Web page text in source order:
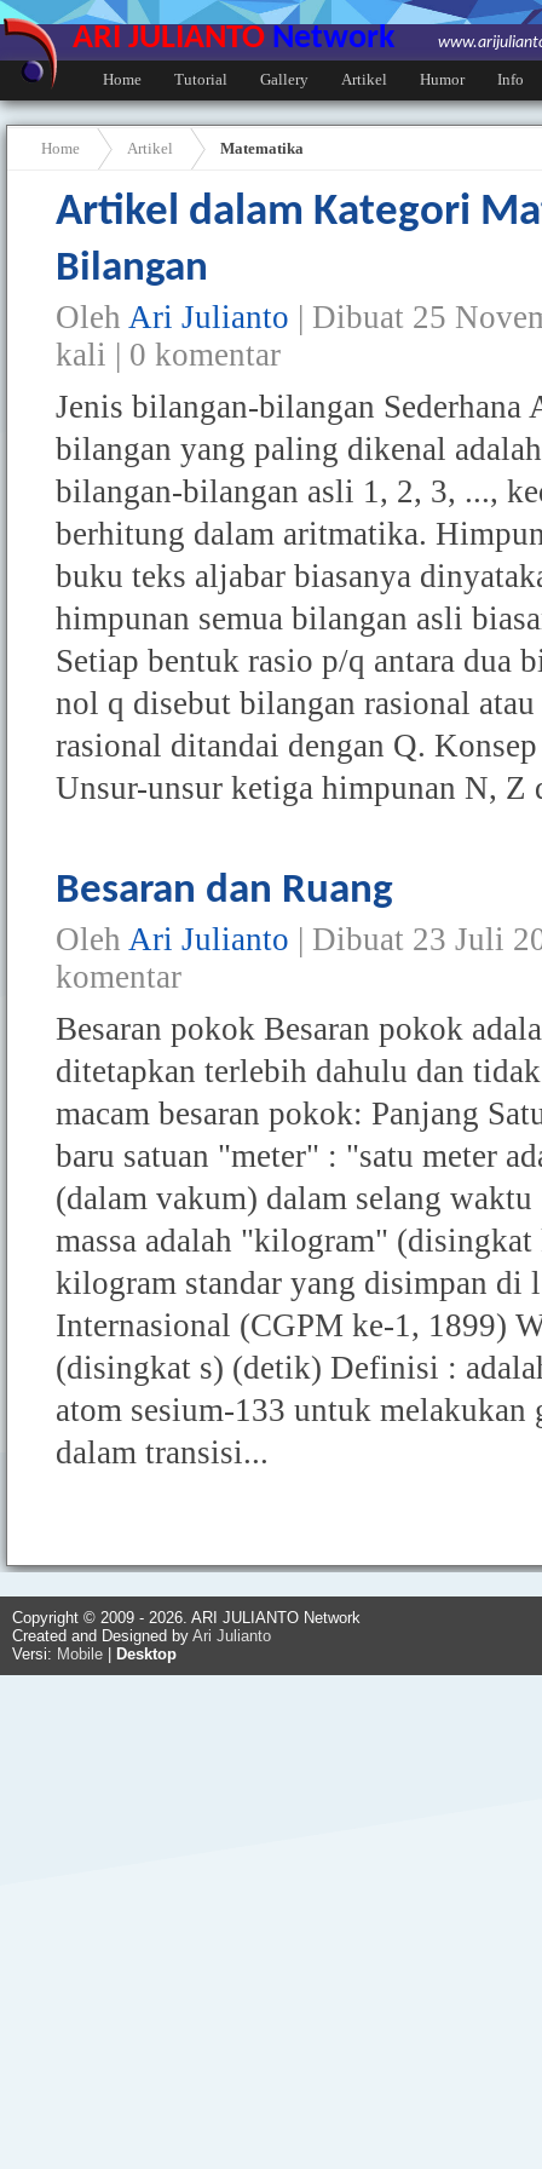
ARI JULIANTO Network
Home
Tutorial Gallery Artikel Humor Info
Home Artikel Matematika
Artikel dalam Kategori
Bilangan
Oleh Ari Julianto | Dibuat 25
kali | 0 komentar
Jenis bilangan-bilangan
bilangan yang paling dikenal
bilangan-bilangan asli 1, 2, 3, ...,
berhitung dalam aritmatika.
buku teks aljabar biasanya
himpunan semua bilangan asli
Setiap bentuk rasio p/q antara dua
nol q disebut bilangan rasional
rasional ditandai dengan Q.
Unsur-unsur ketiga himpunan N, Z
Besaran dan Ruang
Oleh Ari Julianto | Dibuat 23 Juli
komentar
Besaran pokok Besaran pokok
ditetapkan terlebih dahulu dan
macam besaran pokok: Panjang
baru satuan "meter" : "satu meter
(dalam vakum) dalam selang
massa adalah "kilogram"
kilogram standar yang disimpan di
Internasional (CGPM ke-1, 1899)
(disingkat s) (detik) Definisi :
atom sesium-133 untuk
dalam transisi...
Copyright © 2009 - 2026. ARI JULIANTO Network
Created and Designed by Ari Julianto
Versi: Mobile Desktop